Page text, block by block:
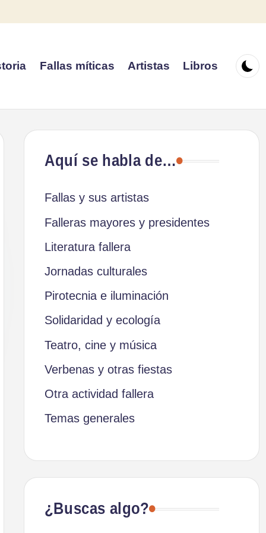
Fallas míticas Artistas Libros
Aquí se habla de…
Fallas y sus artistas
Falleras mayores y presidentes
Literatura fallera
Jornadas culturales
Pirotecnia e iluminación
Solidaridad y ecología
Teatro, cine y música
Verbenas y otras fiestas
Otra actividad fallera
Temas generales
¿Buscas algo?